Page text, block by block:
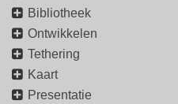
Bibliotheek
Ontwikkelen
Tethering
Kaart
Presentatie